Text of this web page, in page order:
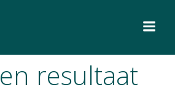
resultaat